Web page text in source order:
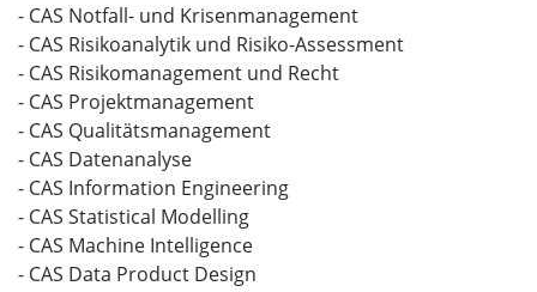
- CAS Notfall- und Krisenmanagement
- CAS Risikoanalytik und Risiko-Assessment
- CAS Risikomanagement und Recht
- CAS Projektmanagement
- CAS Qualitätsmanagement
- CAS Datenanalyse
- CAS Information Engineering
- CAS Statistical Modelling
- CAS Machine Intelligence
- CAS Data Product Design